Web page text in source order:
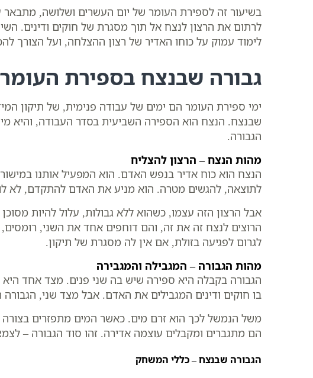
בשיעור זה לספירת העומר של יום העשרים ושלושה, מתבאר
לרתום את הרצון לנצח אל תוך מסגרת של חוקים ודינים.
לימוד עמוק על כוחו האדיר של רצון ההצלחה, ועל הצורך
גבורה שבנצח בספירת
ימי ספירת העומר הם ימים של עבודה פנימית, של תיקון
שבנצח. הנצח הוא הספירה השביעית בסדר העבודה, והיא
הגבורה.
מהות הנצח – הרצון להצליח
הנצח הוא כוח אדיר בנפש האדם. הוא המפעיל אותנו
לתוצאה, להגשים מטרה. הוא מניע את האדם להתקדם, לא
אבל הרצון הזה עצמו, כשהוא ללא גבולות, עלול להיות
הרוצים לנצח זה את זה, והם דוחפים אחד את השני,
לגרום לפגיעה בזולת, אם אין לה מסגרת של תיקון.
מהות הגבורה – המגבילה והמגבירה
הגבורה בקבלה היא ספירה שיש בה שני פנים. מצד אחד היא
בו חוקים ודינים המגבילים את האדם. אבל מצד שני,
משל הנמשל לכך הוא זרם מים. כאשר המים מתפזרים
הם מתגברים ומקבלים עוצמה אדירה. זהו סוד הגבורה –
הגבורה שבנצח – כללי המשחק